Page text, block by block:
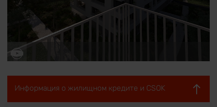
Информация о жилищном кредите и CSOK